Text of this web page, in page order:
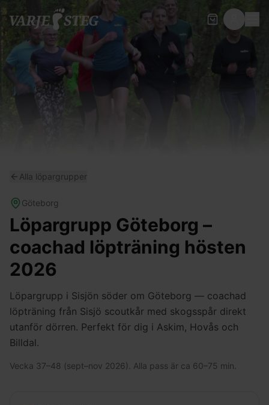
Alla löpargrupper
Göteborg
Löpargrupp Göteborg –
coachad löpträning hösten
2026
Löpargrupp i Sisjön söder om Göteborg — coachad
löpträning från Sisjö scoutkår med skogsspår direkt
utanför dörren. Perfekt för dig i Askim, Hovås och
Billdal.
Vecka 37–48 (sept–nov 2026). Alla pass är ca 60–75 min.